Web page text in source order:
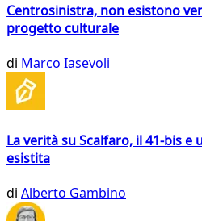
Centrosinistra, non esistono
progetto culturale
di Marco Iasevoli
La verità su Scalfaro, il 41-bis e
esistita
di Alberto Gambino